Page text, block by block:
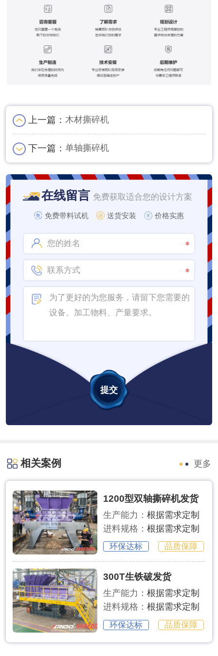
上一篇：木材撕碎机
下一篇：单轴撕碎机
在线留言 免费获取适合您的设计方案
免费带料试机 送货安装 价格实惠
相关案例 更多
1200型双轴撕碎机发货
生产能力：根据需求定制
进料规格：根据需求定制
环保达标 品质保障
300T生铁破发货
生产能力：根据需求定制
进料规格：根据需求定制
环保达标 品质保障